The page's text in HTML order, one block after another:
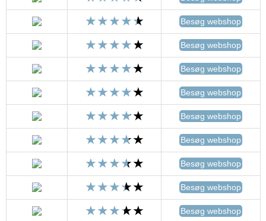
Besøg webshop
Besøg webshop
Besøg webshop
Besøg webshop
Besøg webshop
Besøg webshop
Besøg webshop
Besøg webshop
Besøg webshop